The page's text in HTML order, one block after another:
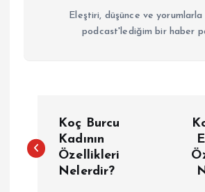
Eleştiri, düşünce ve yorumlarla
podcast'lediğim bir haber
a
Koç Burcu
Kadının
Özellikleri
Nelerdir?